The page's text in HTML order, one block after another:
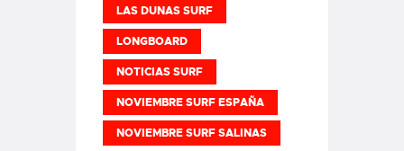
LAS DUNAS SURF
LONGBOARD
NOTICIAS SURF
NOVIEMBRE SURF ESPAÑA
NOVIEMBRE SURF SALINAS